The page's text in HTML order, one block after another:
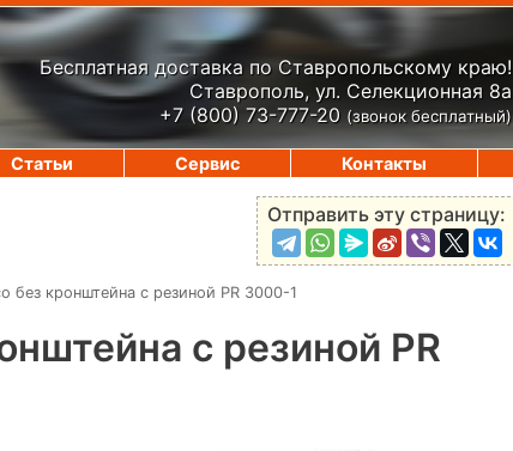
Бесплатная доставка по Ставропольскому краю!
Ставрополь, ул. Селекционная 8а
+7 (800) 73-777-20 (звонок бесплатный)
Отправить эту страницу:
без кронштейна с резиной PR 3000-1
с резиной PR
Статьи Сервис Контакты